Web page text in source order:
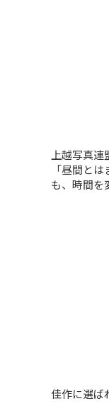
上越写真連
「昼間と
も、時間を
佳作に選ば